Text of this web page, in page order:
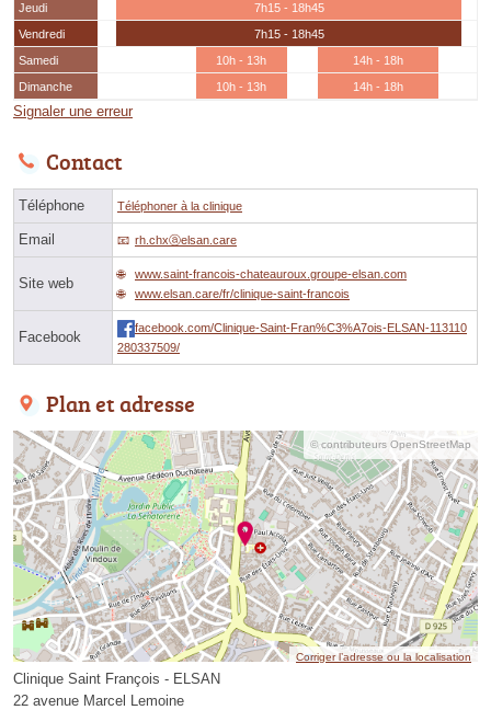
Jeudi
7h15 - 18h45
Vendredi
7h15 - 18h45
Samedi
10h - 13h
14h - 18h
Dimanche
10h - 13h 14h - 18h
Signaler une erreur
Contact
Téléphone Téléphoner à la clinique
Email rh.chxⓐelsan.care
Site web
www.saint-francois-chateauroux.groupe-elsan.com
www.elsan.care/fr/clinique-saint-francois
Facebook
facebook.com/Clinique-Saint-Fran%C3%A7ois-ELSAN-113110
280337509/
Plan et adresse
© contributeurs OpenStreetMap
Corriger l’adresse ou la localisation
Clinique Saint François - ELSAN
22 avenue Marcel Lemoine